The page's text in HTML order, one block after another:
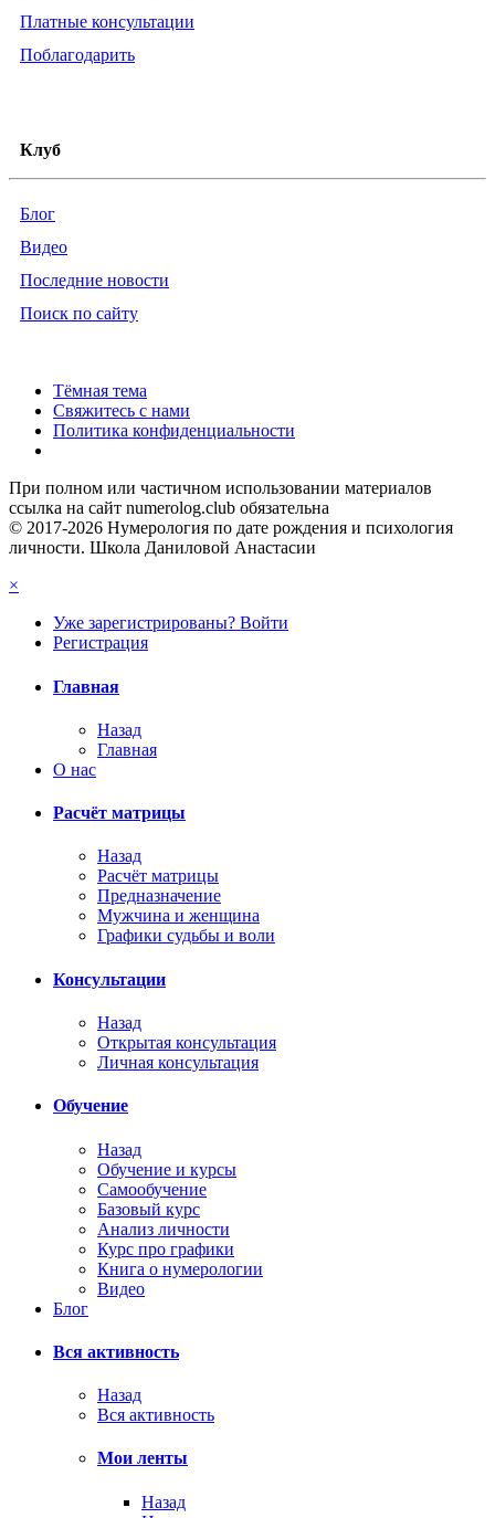
Платные консультации
Поблагодарить
Клуб
Блог
Видео
Последние новости
Поиск по сайту
Тёмная тема
Свяжитесь с нами
Политика конфиденциальности
При полном или частичном использовании материалов
ссылка на сайт numerolog.club обязательна
© 2017-2026 Нумерология по дате рождения и психология
личности. Школа Даниловой Анастасии
×
Уже зарегистрированы? Войти
Регистрация
Главная
Назад
Главная
О нас
Расчёт матрицы
Назад
Расчёт матрицы
Предназначение
Мужчина и женщина
Графики судьбы и воли
Консультации
Назад
Открытая консультация
Личная консультация
Обучение
Назад
Обучение и курсы
Самообучение
Базовый курс
Анализ личности
Курс про графики
Книга о нумерологии
Видео
Блог
Вся активность
Назад
Вся активность
Мои ленты
Назад